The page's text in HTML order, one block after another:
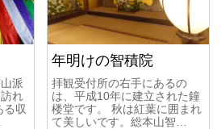
派
れ
る収
年明けの智積院
拝観受付所の右手にあるの
は、平成10年に建立された鐘
楼堂です。 秋は紅葉に囲まれ
て美しいです。総本山智…